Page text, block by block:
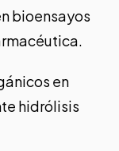
bioensayos
en
hidrólisis